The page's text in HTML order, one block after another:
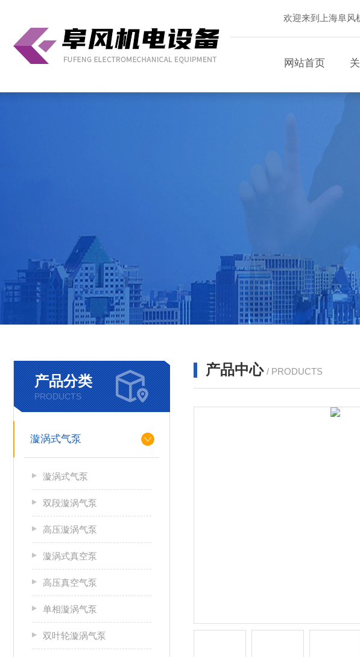
欢迎来到上海阜风
网站首页
产品分类
PRODUCTS
漩涡式气泵
漩涡式气泵
双段漩涡气泵
高压漩涡气泵
漩涡式真空泵
高压真空气泵
单相漩涡气泵
双叶轮漩涡气泵
产品中心 / PRODUCTS